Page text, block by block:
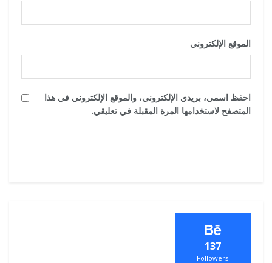
الموقع الإلكتروني
احفظ اسمي، بريدي الإلكتروني، والموقع الإلكتروني في هذا
المتصفح لاستخدامها المرة المقبلة في تعليقي.
137
Followers